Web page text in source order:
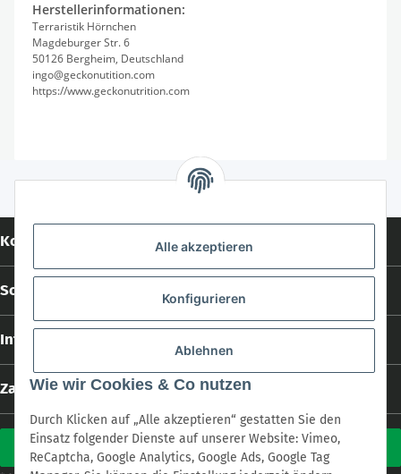
Alle akzeptieren
Konfigurieren
Ablehnen
Wie wir Cookies & Co nutzen
Durch Klicken auf „Alle akzeptieren“ gestatten Sie den
Einsatz folgender Dienste auf unserer Website: Vimeo,
ReCaptcha, Google Analytics, Google Ads, Google Tag
Herstellerinformationen:
Terraristik Hörnchen
Magdeburger Str. 6
50126 Bergheim, Deutschland
ingo@geckonutition.com
https://www.geckonutrition.com
Kontakt
Social Media
Informationen
Zahlungs- und Versandarten
Vertrag widerrufen